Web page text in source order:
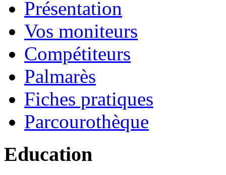
Présentation
Vos moniteurs
Compétiteurs
Palmarès
Fiches pratiques
Parcourothèque
Education